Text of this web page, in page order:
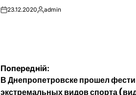
on23.12.2020Опубліковано
admin
Навігація
Попередній:
В Днепропетровске прошел
экстремальных видов спорта